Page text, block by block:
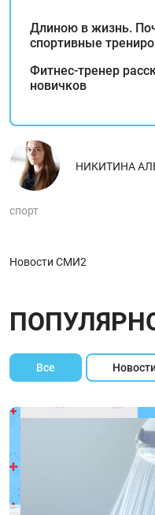
Длиною в жизнь.
спортивные
Фитнес-тренер
новичков
НИКИТИНА
спорт
Новости СМИ2
Все